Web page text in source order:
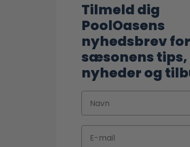
Tilmeld dig
PoolOasens
nyhedsbrev for
sæsonens tips,
nyheder og